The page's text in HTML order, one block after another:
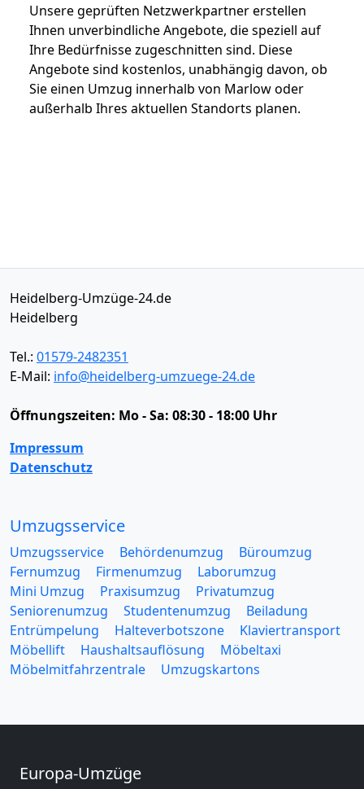
Unsere geprüften Netzwerkpartner erstellen
Ihnen unverbindliche Angebote, die speziell auf
Ihre Bedürfnisse zugeschnitten sind. Diese
Angebote sind kostenlos, unabhängig davon, ob
Sie einen Umzug innerhalb von Marlow oder
außerhalb Ihres aktuellen Standorts planen.
Heidelberg-Umzüge-24.de
Heidelberg
Tel.: 01579-2482351
E-Mail: info@heidelberg-umzuege-24.de
Öffnungszeiten: Mo - Sa: 08:30 - 18:00 Uhr
Impressum
Datenschutz
Umzugsservice
Umzugsservice Behördenumzug
Büroumzug
Fernumzug
Firmenumzug
Laborumzug
Mini Umzug
Praxisumzug
Privatumzug
Seniorenumzug
Studentenumzug
Beiladung
Entrümpelung
Halteverbotszone
Klaviertransport
Möbellift
Haushaltsauflösung
Möbeltaxi
Möbelmitfahrzentrale
Umzugskartons
Europa-Umzüge